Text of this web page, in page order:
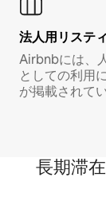
法人用リステ
Airbnbには、
としての利用
が掲載されて
長期滞